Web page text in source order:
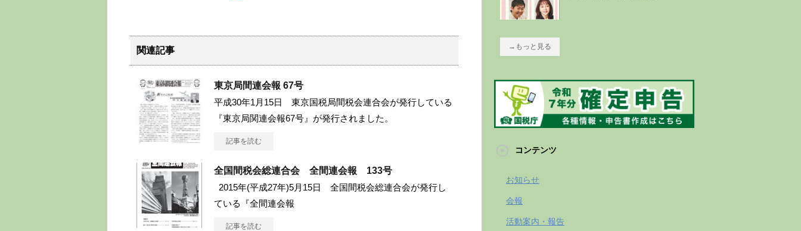
関連記事
東京局間連会報 67号
平成30年1月15日 東京国税局間税会連合会が発行している
『東京局関連会報67号』が発行されました。
記事を読む
全国間税会総連合会 全間連会報 133号
2015年(平成27年)5月15日 全国間税会総連合会が発行し
ている『全間連会報
記事を読む
→もっと見る
コンテンツ
お知らせ
会報
活動案内・報告